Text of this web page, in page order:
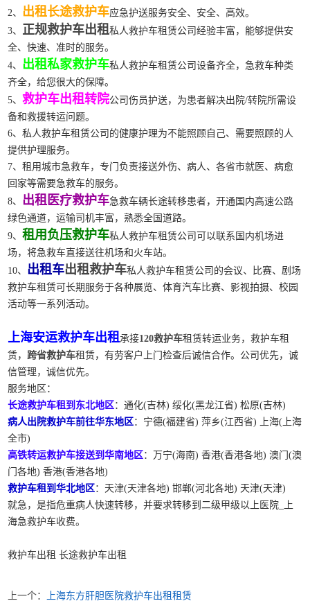
2、 出租长途救护车应急护送服务安全、安全、高效。
3、 正规救护车出租私人救护车租赁公司经验丰富，能够提供安
全、快速、准时的服务。
4、 出租私家救护车私人救护车租赁公司设备齐全，急救车种类
齐全，给您很大的保障。
5、救护车出租转院公司伤员护送，为患者解决出院/转院所需设
备和救援转运问题。
6、私人救护车租赁公司的健康护理为不能照顾自己、需要照顾的人
提供护理服务。
7、租用城市急救车，专门负责接送外伤、病人、各省市就医、病愈
回家等需要急救车的服务。
8、 出租医疗救护车急救车辆长途转移患者，开通国内高速公路
绿色通道，运输司机丰富，熟悉全国道路。
9、租用负压救护车私人救护车租赁公司可以联系国内机场进
场，将急救车直接送往机场和火车站。
10、 出租车出租救护车私人救护车租赁公司的会议、比赛、剧场
救护车租赁可长期服务于各种展览、体育汽车比赛、影视拍摄、校园
活动等一系列活动。
上海安运救护车出租 承接120救护车租赁转运业务，救护车租
赁， 跨省救护车租赁，有劳客户上门检查后诚信合作。公司优先，诚
信管理，诚信优先。
服务地区：
长途救护车租到东北地区 ：通化(吉林) 绥化(黑龙江省) 松原(吉林)
病人出院救护车前往华东地区 ：宁德(福建省) 萍乡(江西省) 上海(上海
全市)
高铁转运救护车接送到华南地区 ：万宁(海南) 香港(香港各地) 澳门(澳
门各地) 香港(香港各地)
救护车租到华北地区 ：天津(天津各地) 邯郸(河北各地) 天津(天津)
就急，是指危重病人快速转移，并要求转移到二级甲级以上医院_上
海急救护车收费。
救护车出租 长途救护车出租
上一个：
上海东方肝胆医院救护车出租租赁